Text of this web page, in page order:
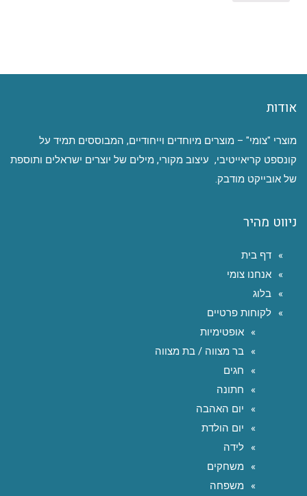
אודות
מוצרי "צומי" – מוצרים מיוחדים וייחודיים, המבוססים תמיד על
קונספט קריאייטיבי, עיצוב מקורי, מילים של יוצרים ישראלים ותוספת
של אובייקט מודבק.
ניווט מהיר
דף בית
אנחנו צומי
בלוג
לקוחות פרטיים
אופטימיות
בר מצווה / בת מצווה
חגים
חתונה
יום האהבה
יום הולדת
לידה
משחקים
משפחה